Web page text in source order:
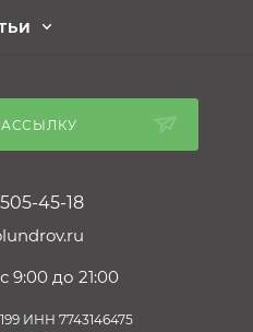
45-18
9:00 до 21:00
ИНН 7743146475